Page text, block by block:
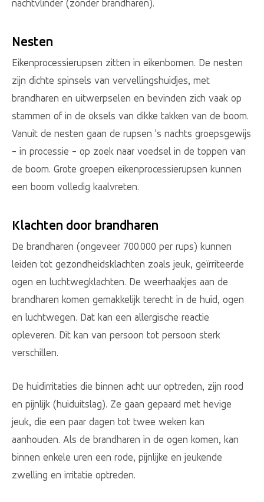
nachtvlinder (zonder brandharen).
Nesten
Eikenprocessierupsen zitten in eikenbomen. De nesten
zijn dichte spinsels van vervellingshuidjes, met
brandharen en uitwerpselen en bevinden zich vaak op
stammen of in de oksels van dikke takken van de boom.
Vanuit de nesten gaan de rupsen 's nachts groepsgewijs
- in processie - op zoek naar voedsel in de toppen van
de boom. Grote groepen eikenprocessierupsen kunnen
een boom volledig kaalvreten.
Klachten door brandharen
De brandharen (ongeveer 700.000 per rups) kunnen
leiden tot gezondheidsklachten zoals jeuk, geïrriteerde
ogen en luchtwegklachten. De weerhaakjes aan de
brandharen komen gemakkelijk terecht in de huid, ogen
en luchtwegen. Dat kan een allergische reactie
opleveren. Dit kan van persoon tot persoon sterk
verschillen.
De huidirritaties die binnen acht uur optreden, zijn rood
en pijnlijk (huiduitslag). Ze gaan gepaard met hevige
jeuk, die een paar dagen tot twee weken kan
aanhouden. Als de brandharen in de ogen komen, kan
binnen enkele uren een rode, pijnlijke en jeukende
zwelling en irritatie optreden.